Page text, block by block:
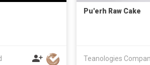
Pu'erh Raw Cake